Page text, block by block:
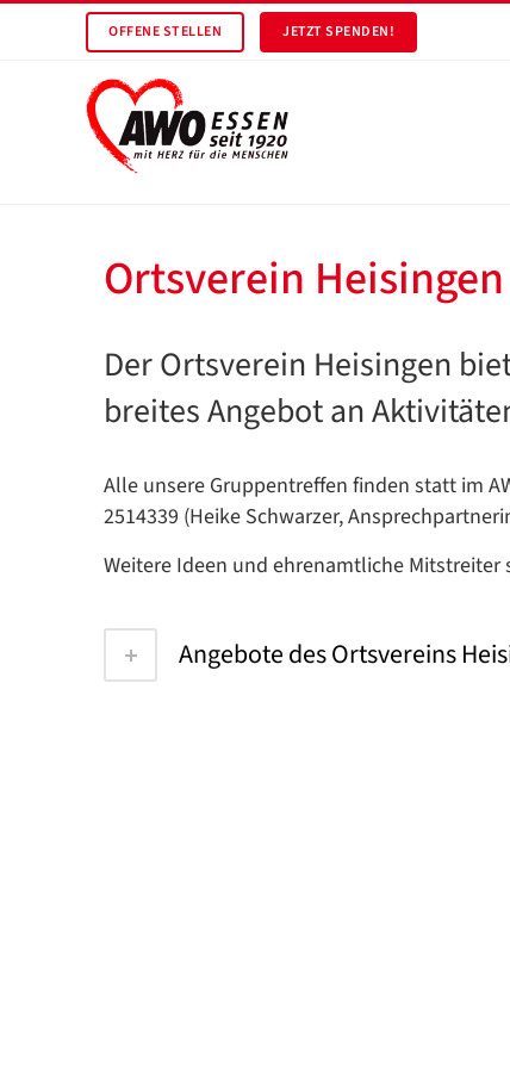
OFFENE STELLEN JETZT SPENDEN!
Ortsverein Heisingen
Der Ortsverein Heisingen
breites Angebot an
Alle unsere Gruppentreffen finden statt im
2514339 (Heike Schwarzer,
Weitere Ideen und ehrenamtliche
Angebote des Ortsvereins